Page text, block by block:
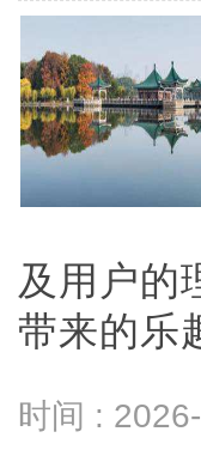
及用户的
带来的乐
时间 :